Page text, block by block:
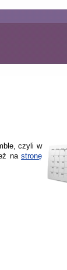
czyli w
nastronę